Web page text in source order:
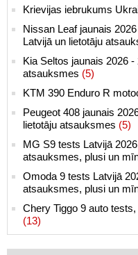
Krievijas iebrukums
Nissan Leaf jaunais
Latvijā un lietotāju
Kia Seltos jaunais 2026
atsauksmes (5)
KTM 390 Enduro R
Peugeot 408 jaunais
lietotāju atsauksmes (5)
MG S9 tests Latvijā
atsauksmes, plusi un
Omoda 9 tests Latvijā
atsauksmes, plusi un
Chery Tiggo 9 auto
(13)